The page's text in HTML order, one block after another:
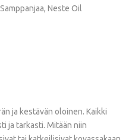
Neste Oil
ja kestävän oloinen. Kaikki
ja tarkasti. Mitään niin